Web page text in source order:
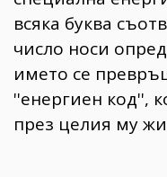
всяка буква
число носи
името се
''енергиен код'',
през целия му